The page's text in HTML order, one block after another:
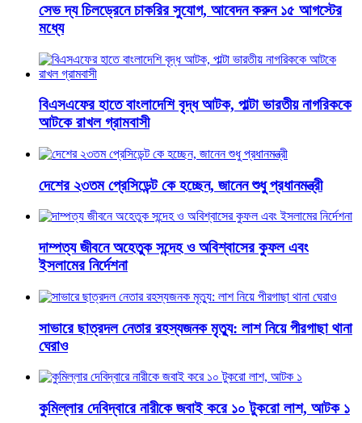
সেভ দ্য চিলড্রেনে চাকরির সুযোগ, আবেদন করুন ১৫ আগস্টের
মধ্যে
বিএসএফের হাতে বাংলাদেশি বৃদ্ধ আটক, পাল্টা ভারতীয় নাগরিককে
আটকে রাখল গ্রামবাসী
দেশের ২৩তম প্রেসিডেন্ট কে হচ্ছেন, জানেন শুধু প্রধানমন্ত্রী
দাম্পত্য জীবনে অহেতুক সন্দেহ ও অবিশ্বাসের কুফল এবং
ইসলামের নির্দেশনা
সাভারে ছাত্রদল নেতার রহস্যজনক মৃত্যু: লাশ নিয়ে পীরগাছা থানা
ঘেরাও
কুমিল্লার দেবিদ্বারে নারীকে জবাই করে ১০ টুকরো লাশ, আটক ১